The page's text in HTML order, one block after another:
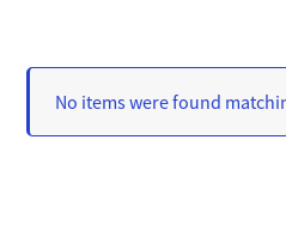
No items were found